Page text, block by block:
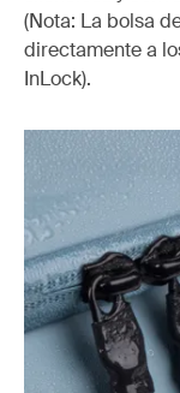
(Nota: La bolsa
directamente a
InLock).